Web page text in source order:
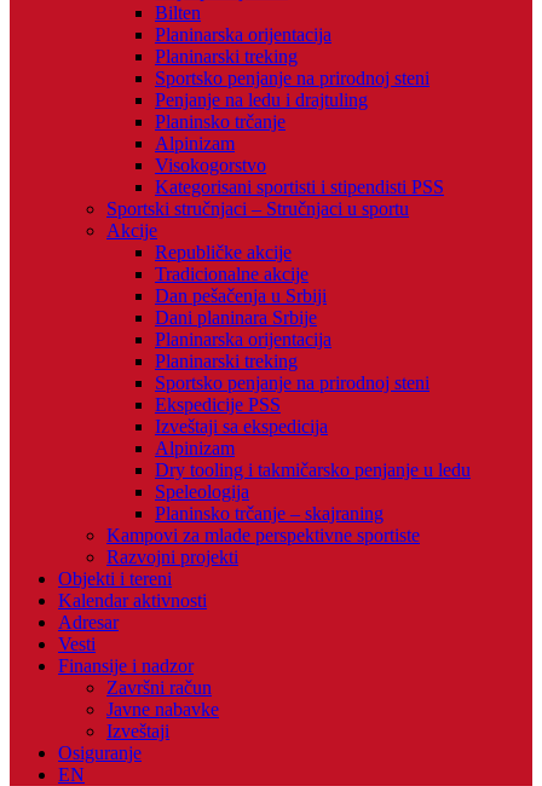
Bilten
Planinarska orijentacija
Planinarski treking
Sportsko penjanje na prirodnoj steni
Penjanje na ledu i drajtuling
Planinsko trčanje
Alpinizam
Visokogorstvo
Kategorisani sportisti i stipendisti PSS
Sportski stručnjaci – Stručnjaci u sportu
Akcije
Republičke akcije
Tradicionalne akcije
Dan pešačenja u Srbiji
Dani planinara Srbije
Planinarska orijentacija
Planinarski treking
Sportsko penjanje na prirodnoj steni
Ekspedicije PSS
Izveštaji sa ekspedicija
Alpinizam
Dry tooling i takmičarsko penjanje u ledu
Speleologija
Planinsko trčanje – skajraning
Kampovi za mlade perspektivne sportiste
Razvojni projekti
Objekti i tereni
Kalendar aktivnosti
Adresar
Vesti
Finansije i nadzor
Završni račun
Javne nabavke
Izveštaji
Osiguranje
EN